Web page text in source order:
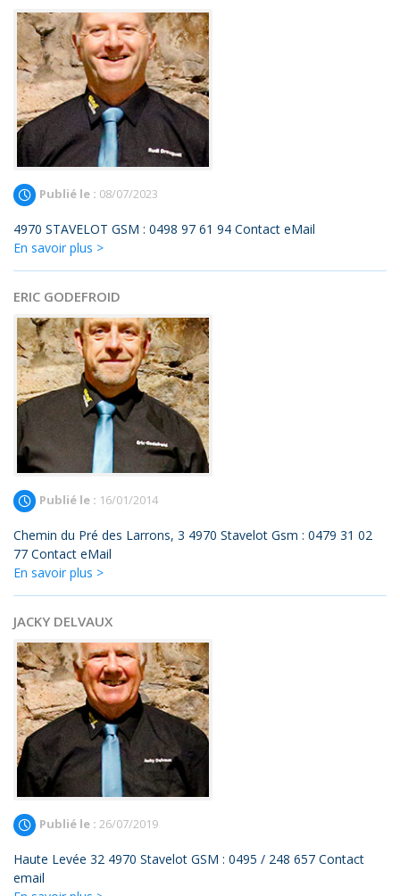
Publié le : 08/07/2023
4970 STAVELOT GSM : 0498 97 61 94 Contact eMail
En savoir plus >
ERIC GODEFROID
Publié le : 16/01/2014
Chemin du Pré des Larrons, 3 4970 Stavelot Gsm : 0479 31 02
77 Contact eMail
En savoir plus >
JACKY DELVAUX
Publié le : 26/07/2019
Haute Levée 32 4970 Stavelot GSM : 0495 / 248 657 Contact
email